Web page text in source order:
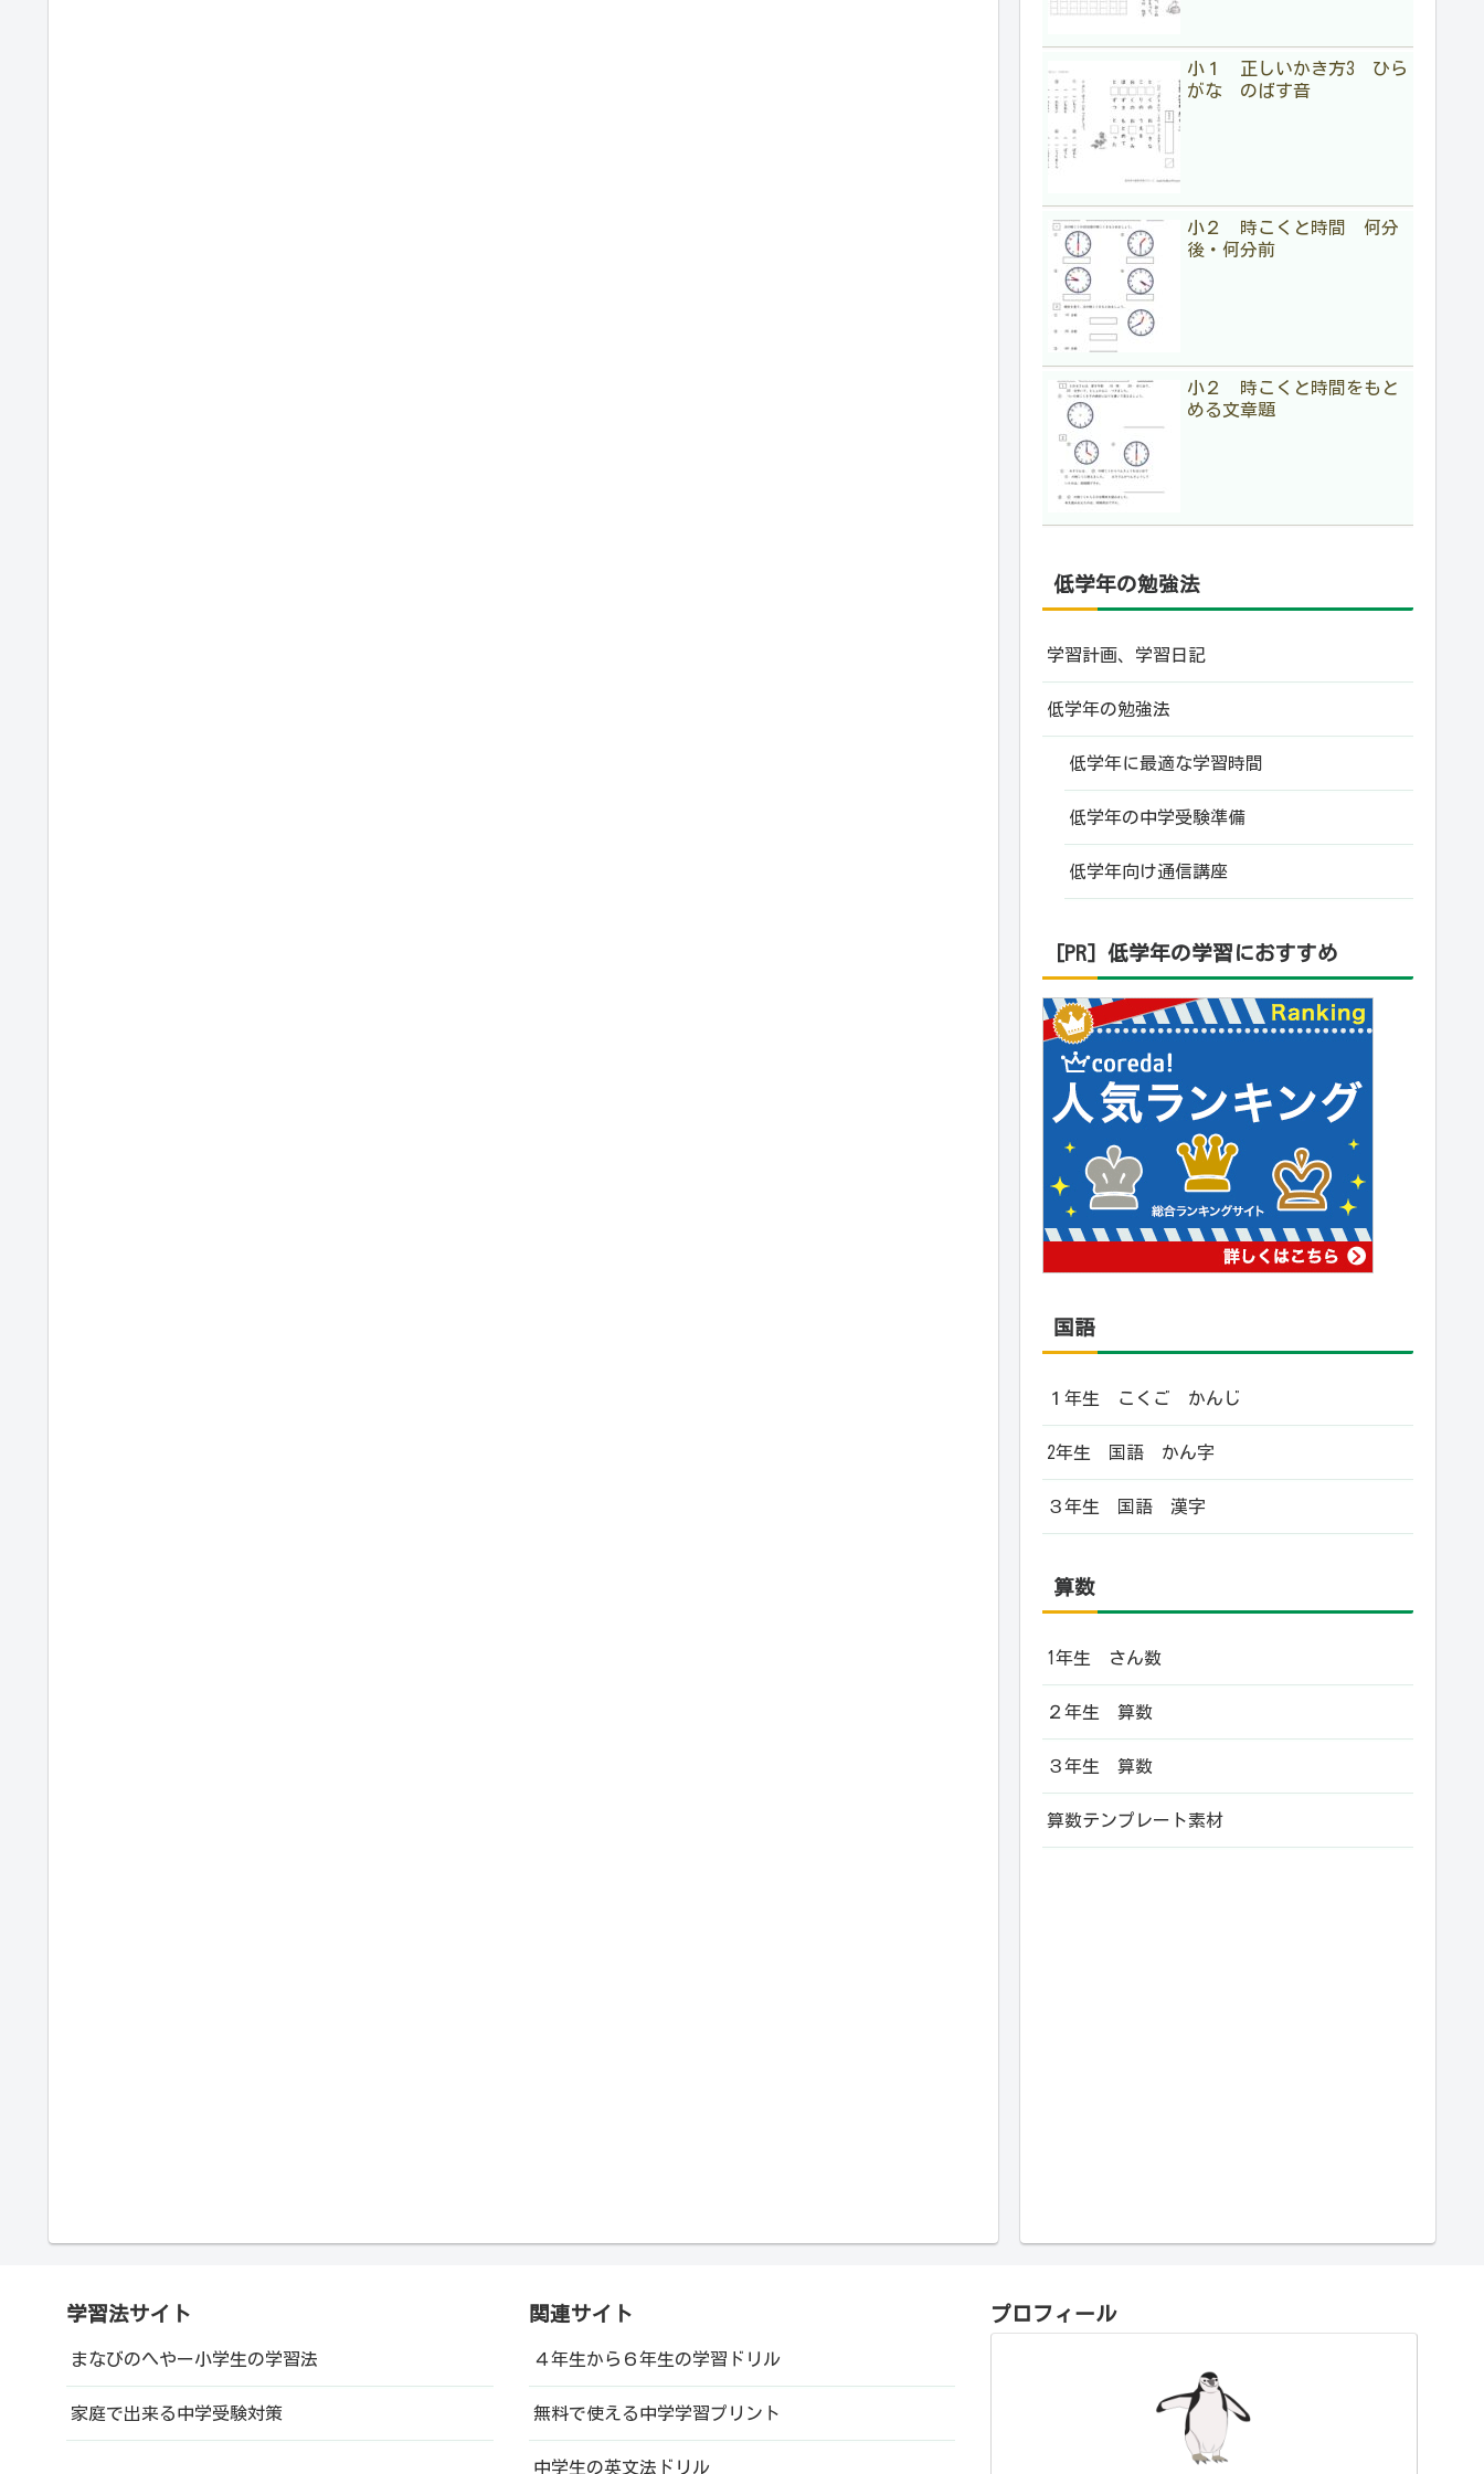
小１ 正しいかき方3 ひら
がな のばす音
小２ 時こくと時間 何分
後・何分前
小２ 時こくと時間をもと
める文章題
低学年の勉強法
学習計画、学習日記
低学年の勉強法
低学年に最適な学習時間
低学年の中学受験準備
低学年向け通信講座
[PR] 低学年の学習におすすめ
国語
１年生 こくご かんじ
2年生 国語 かん字
３年生 国語 漢字
算数
1年生 さん数
２年生 算数
３年生 算数
算数テンプレート素材
学習法サイト
まなびのへやー小学生の学習法
家庭で出来る中学受験対策
関連サイト
４年生から６年生の学習ドリル
無料で使える中学学習プリント
中学生の英文法ドリル
プロフィール